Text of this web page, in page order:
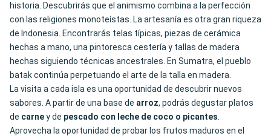
historia. Descubrirás que el animismo combina a la perfección
con las religiones monoteístas. La artesanía es otra gran riqueza
de Indonesia. Encontrarás telas típicas, piezas de cerámica
hechas a mano, una pintoresca cestería y tallas de madera
hechas siguiendo técnicas ancestrales. En Sumatra, el pueblo
batak continúa perpetuando el arte de la talla en madera.
La visita a cada isla es una oportunidad de descubrir nuevos
sabores. A partir de una base de arroz, podrás degustar platos
de carney de pescado con leche de coco o picantes.
Aprovecha la oportunidad de probar los frutos maduros en el